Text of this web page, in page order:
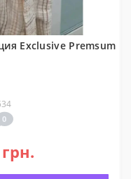
Exclusive Premsum
0